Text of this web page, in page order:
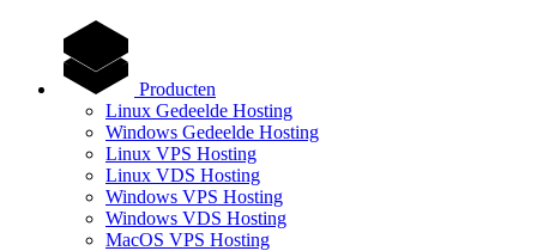
Producten
Linux Gedeelde Hosting
Windows Gedeelde Hosting
Linux VPS Hosting
Linux VDS Hosting
Windows VPS Hosting
Windows VDS Hosting
MacOS VPS Hosting